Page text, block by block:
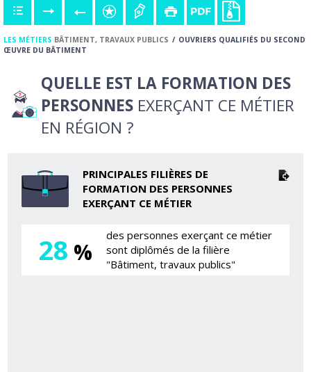
LES MÉTIERS BÂTIMENT, TRAVAUX PUBLICS
OUVRIERS QUALIFIÉS DU SECOND
ŒUVRE DU BÂTIMENT
QUELLE EST LA FORMATION DES
PERSONNES EXERÇANT CE MÉTIER
EN RÉGION ?
PRINCIPALES FILIÈRES DE
FORMATION DES PERSONNES
EXERÇANT CE MÉTIER
28 %
des personnes exerçant ce métier
sont diplômés de la filière
"Bâtiment, travaux publics"